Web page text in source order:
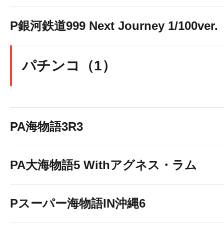
P銀河鉄道999 Next Journey 1/100ver.
パチンコ（1）
PA海物語3R3
PA大海物語5 Withアグネス・ラム
Pスーパー海物語IN沖縄6